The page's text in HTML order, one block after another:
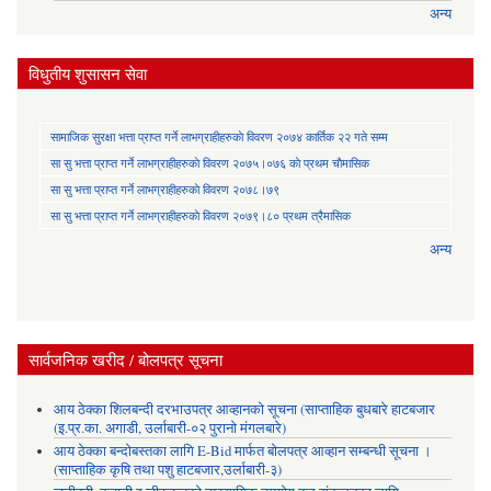
अन्य
विधुतीय शुसासन सेवा
सामाजिक सुरक्षा भत्ता प्राप्त गर्ने लाभग्राहीहरुकाे विवरण २०७४ कार्तिक २२ गते सम्म
सा‍ सु भत्ता प्राप्त गर्ने लाभग्राहीहरुकाे विवरण २०७५।०७६ काे प्रथम चाैमासिक
सा‍ सु भत्ता प्राप्त गर्ने लाभग्राहीहरुकाे विवरण २०७८।७९
सा‍ सु भत्ता प्राप्त गर्ने लाभग्राहीहरुकाे विवरण २०७९।८० प्रथम त्रैमासिक
अन्य
सार्वजनिक खरीद / बोलपत्र सूचना
आय ठेक्का शिलबन्दी दरभाउपत्र आव्हानको सूचना (साप्ताहिक बुधबारे हाटबजार
(इ.प्र.का. अगाडी, उर्लाबारी-०२ पुरानो मंगलबारे)
आय ठेक्का बन्दोबस्तका लागि E-Bid मार्फत बोलपत्र आव्हान सम्बन्धी सूचना ।
(साप्ताहिक कृषि तथा पशु हाटबजार,उर्लाबारी-३)